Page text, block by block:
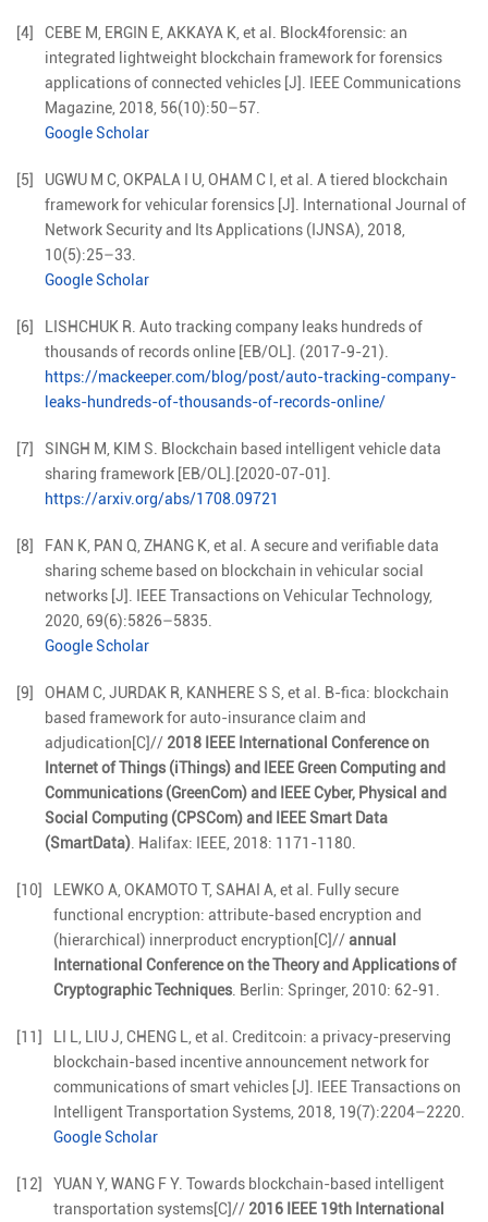
[4] CEBE M ERGIN E AKKAYA K et al
Block4forensic: an
integrated lightweight blockchain framework for forensics
applications of connected vehicles [J].
IEEE Communications
Magazine, 2018 56(10):50–57
Google Scholar
[5] UGWU M C OKPALA I U OHAM C I et al
A tiered blockchain
framework for vehicular forensics [J].
International Journal of
Network Security and Its Applications (IJNSA), 2018
10(5):25–33
Google Scholar
[6]
LISHCHUK R. Auto tracking company leaks hundreds of
thousands of records online [EB/OL]. (2017-9-21).
https://mackeeper.com/blog/post/auto-tracking-company-
leaks-hundreds-of-thousands-of-records-online/
[7]
SINGH M, KIM S. Blockchain based intelligent vehicle data
sharing framework [EB/OL].[2020-07-01].
https://arxiv.org/abs/1708.09721
[8] FAN K PAN Q ZHANG K et al
A secure and verifiable data
sharing scheme based on blockchain in vehicular social
networks [J].
IEEE Transactions on Vehicular Technology,
2020 69(6):5826–5835
Google Scholar
[9]
OHAM C, JURDAK R, KANHERE S S, et al. B-fica: blockchain
based framework for auto-insurance claim and
adjudication[C]// 2018 IEEE International Conference on
Internet of Things (iThings) and IEEE Green Computing and
Communications (GreenCom) and IEEE Cyber, Physical and
Social Computing (CPSCom) and IEEE Smart Data
(SmartData) . Halifax: IEEE, 2018: 1171-1180.
[10]
LEWKO A, OKAMOTO T, SAHAI A, et al. Fully secure
functional encryption: attribute-based encryption and
(hierarchical) innerproduct encryption[C]//annual
International Conference on the Theory and Applications of
Cryptographic Techniques . Berlin: Springer, 2010: 62-91.
[11] LIUJ CHENG et al
Creditcoin: a privacy-preserving
blockchain-based incentive announcement network for
communications of smart vehicles [J].
IEEE Transactions on
Intelligent Transportation Systems, 2018 19(7):2204–2220
Google Scholar
[12]
YUAN Y, WANG F Y. Towards blockchain-based intelligent
transportation systems[C]// 2016 IEEE 19th International